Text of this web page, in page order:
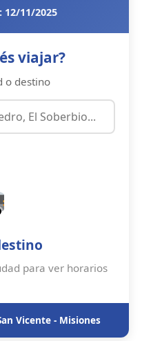
12/11/2025
viajar?
o destino
para ver horarios
Vicente - Misiones